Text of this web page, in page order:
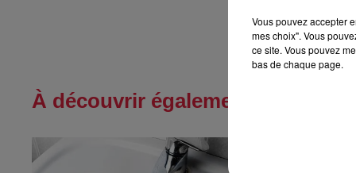
À découvrir également
Vous pouvez accepter
mes choix". Vous
ce site. Vous pouvez
bas de chaque page.